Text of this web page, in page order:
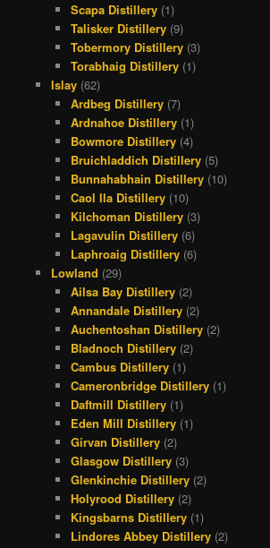
Scapa Distillery (1)
Talisker Distillery (9)
Tobermory Distillery (3)
Torabhaig Distillery (1)
Islay(62)
Ardbeg Distillery (7)
Ardnahoe Distillery (1)
Bowmore Distillery (4)
Bruichladdich Distillery (5)
Bunnahabhain Distillery (10)
Caol Ila Distillery (10)
Kilchoman Distillery (3)
Lagavulin Distillery (6)
Laphroaig Distillery (6)
Lowland (29)
Ailsa Bay Distillery (2)
Annandale Distillery (2)
Auchentoshan Distillery (2)
Bladnoch Distillery (2)
Cambus Distillery (1)
Cameronbridge Distillery (1)
Daftmill Distillery (1)
Eden Mill Distillery (1)
Girvan Distillery (2)
Glasgow Distillery (3)
Glenkinchie Distillery (2)
Holyrood Distillery (2)
Kingsbarns Distillery (1)
Lindores Abbey Distillery (2)